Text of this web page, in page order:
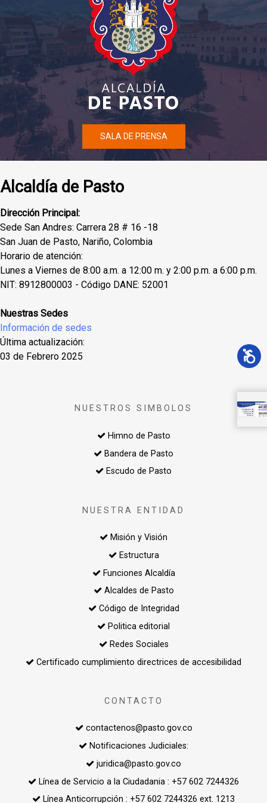
SALA DE PRENSA
Alcaldía de Pasto
Dirección Principal:
Sede San Andres: Carrera 28 # 16 -18
San Juan de Pasto, Nariño, Colombia
Horario de atención:
Lunes a Viernes de 8:00 a.m. a 12:00 m. y 2:00 p.m. a 6:00 p.m.
NIT: 8912800003 - Código DANE: 52001
Nuestras Sedes
Información de sedes
Última actualización:
03 de Febrero 2025
NUESTROS SIMBOLOS
Himno de Pasto
Bandera de Pasto
Escudo de Pasto
NUESTRA ENTIDAD
Misión y Visión
Estructura
Funciones Alcaldía
Alcaldes de Pasto
Código de Integridad
Politica editorial
Redes Sociales
Certificado cumplimiento directrices de accesibilidad
CONTACTO
contactenos@pasto.gov.co
Notificaciones Judiciales:
juridica@pasto.gov.co
Línea de Servicio a la Ciudadania : +57 602 7244326
Línea Anticorrupción : +57 602 7244326 ext. 1213